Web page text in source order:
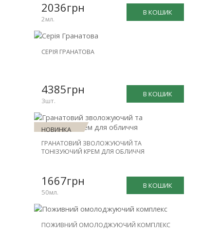
-15%
В КОШИК
2036грн
2мл.
НОВИНКА
-20%
СЕРІЯ ГРАНАТОВА
В КОШИК
4385грн
3шт.
НОВИНКА
ГРАНАТОВИЙ ЗВОЛОЖУЮЧИЙ ТА
ТОНІЗУЮЧИЙ КРЕМ ДЛЯ ОБЛИЧЧЯ
В КОШИК
1667грн
50мл.
НОВИНКА
ПОЖИВНИЙ ОМОЛОДЖУЮЧИЙ КОМПЛЕКС